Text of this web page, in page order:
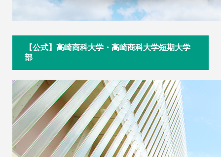
【公式】高崎商科大学・高崎商科大学短期大学
部